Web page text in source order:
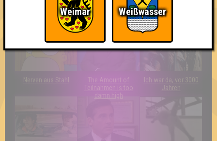
Nerven aus Stahl
The Amount of
Teilnahmen is too
damn high
Ich war da, vor 3000
Jahren
Weimar Weißwasser